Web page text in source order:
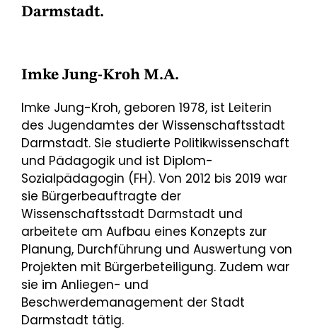
Darmstadt.
Imke Jung-Kroh M.A.
Imke Jung-Kroh, geboren 1978, ist Leiterin
des Jugendamtes der Wissenschaftsstadt
Darmstadt. Sie studierte Politikwissenschaft
und Pädagogik und ist Diplom-
Sozialpädagogin (FH). Von 2012 bis 2019 war
sie Bürgerbeauftragte der
Wissenschaftsstadt Darmstadt und
arbeitete am Aufbau eines Konzepts zur
Planung, Durchführung und Auswertung von
Projekten mit Bürgerbeteiligung. Zudem war
sie im Anliegen- und
Beschwerdemanagement der Stadt
Darmstadt tätig.